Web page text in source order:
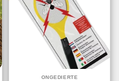
ONGEDIERTE